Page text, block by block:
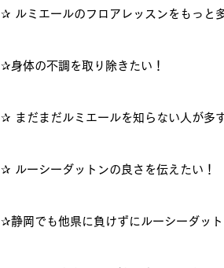
✰ ルミエールのフロアレッスンをもっと
✰身体の不調を取り除きたい！
✰ まだまだルミエールを知らない人が多
✰ ルーシーダットンの良さを伝えたい！
✰静岡でも他県に負けずにルーシーダット